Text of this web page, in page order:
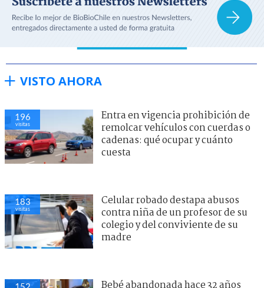
VISTO AHORA
196
visitas
Entra en vigencia prohibición de
remolcar vehículos con cuerdas o
cadenas: qué ocupar y cuánto
cuesta
183
visitas
Celular robado destapa abusos
contra niña de un profesor de su
colegio y del conviviente de su
madre